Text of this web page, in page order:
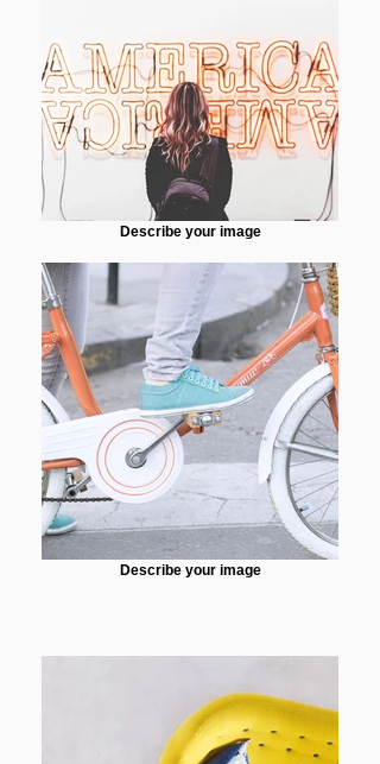
Describe your image
Describe your image